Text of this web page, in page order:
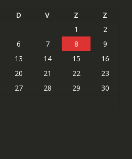
D V Z
Z
1
2
6 7 8
9
13 14 15
16
20 21 22
23
27 28 29
30